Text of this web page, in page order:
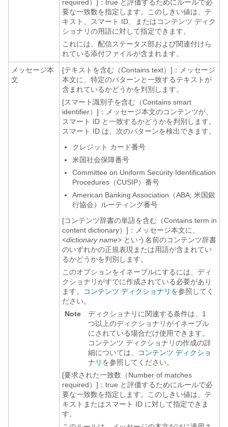
required）]： true と評価するためにルールで必
要な一致数を指定します。このしきい値は、テ
キスト、スマート ID、またはコンテンツ ディク
ショナリの用語に対して指定できます。
これには、配信ステータス部および関連付けら
れている添付ファイルが含まれます。
メッセージ本
文
[テキストを含む（Contains text）]：メッセージ
本文に、特定のパターンと一致するテキストが
含まれているかどうかを判別します。
[スマート識別子を含む（Contains smart
identifier）]：メッセージ本文のコンテンツが、
スマート ID と一致するかどうかを判別します。
スマート ID は、次のパターンを検出できます。
クレジット カード番号
米国社会保障番号
Committee on Uniform Security Identification
Procedures（CUSIP）番号
American Banking Association（ABA; 米国銀
行協会）ルーティング番号
[コンテンツ辞書の単語を含む（Contains term in
content dictionary）]：メッセージ本文に、
<dictionary name> という名前のコンテンツ辞書
のいずれかの正規表現または用語が含まれてい
るかどうかを判別します。
このオプションをイネーブルにするには、ディ
クショナリがすでに作成されている必要があり
ます。
コンテンツ ディクショナリ を参照してく
ださい。
Note
ディクショナリに関連する条件は、1
つ以上のディクショナリがイネーブル
にされている場合だけ使用できます。
コンテンツ ディクショナリの作成の詳
細については、
コンテンツ ディクショ
ナリ を参照してください。
[要求された一致数（Number of matches
required）]： true と評価するためにルールで必
要な一致数を指定します。このしきい値は、テ
キストまたはスマート ID に対して指定できま
す。